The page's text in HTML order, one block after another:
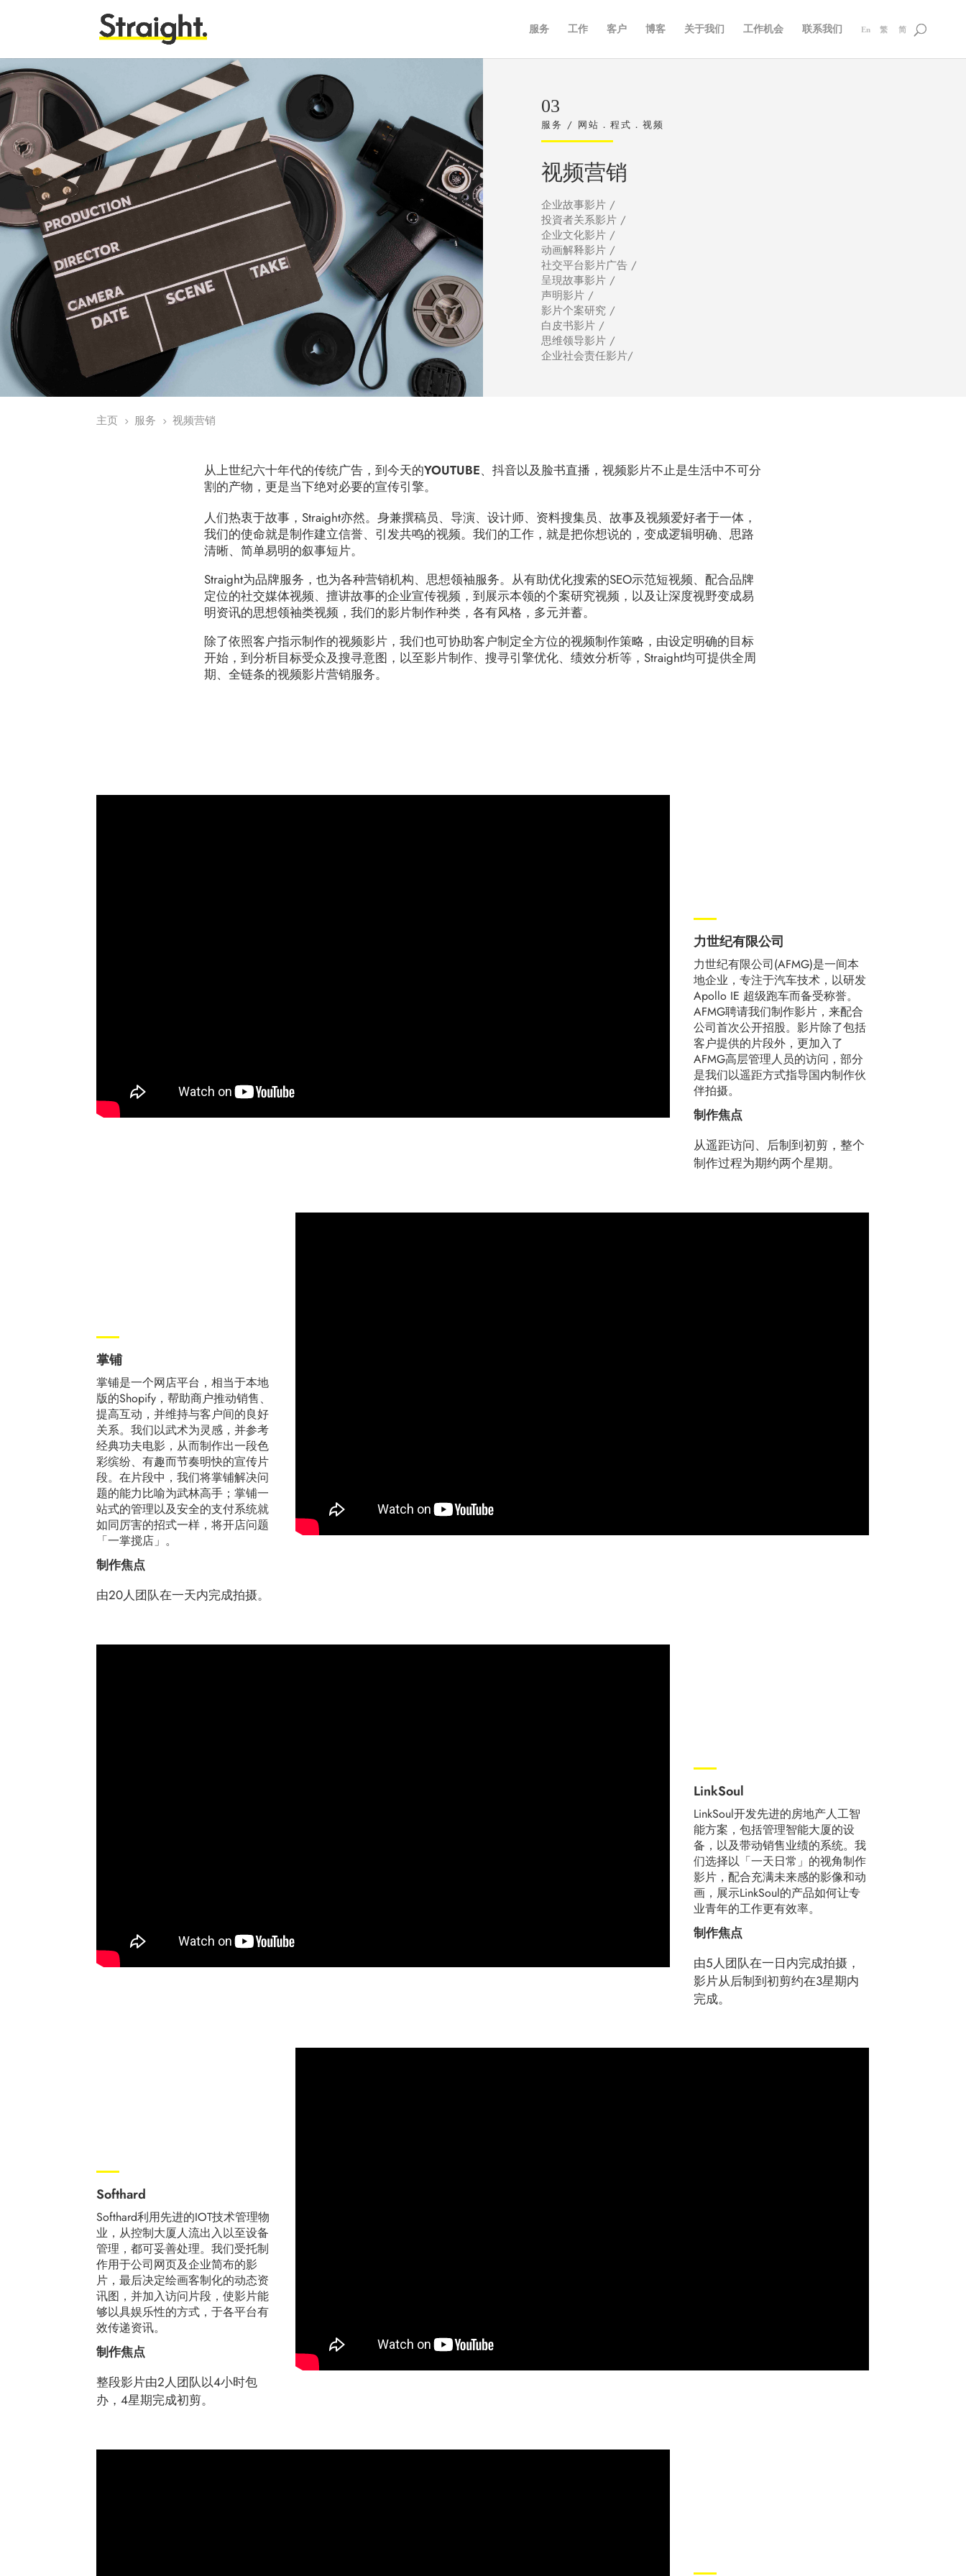
服务 工作 客户 博客 关于我们 工作机会 联系我们 En 繁 简
03
服务 / 网站．程式．视频
视频营销
企业故事影片 /
投資者关系影片 /
企业文化影片 /
动画解释影片 /
社交平台影片广告 /
呈現故事影片 /
声明影片 /
影片个案研究 /
白皮书影片 /
思维领导影片 /
企业社会责任影片/
主页 5 服务 5 视频营销
从上世纪六十年代的传统广告，到今天的YOUTUBE、抖音以及脸书直播，视频影片不止是生活中不可分
割的产物，更是当下绝对必要的宣传引擎。
人们热衷于故事，Straight亦然。身兼撰稿员、导演、设计师、资料搜集员、故事及视频爱好者于一体，
我们的使命就是制作建立信誉、引发共鸣的视频。我们的工作，就是把你想说的，变成逻辑明确、思路
清晰、简单易明的叙事短片。
Straight为品牌服务，也为各种营销机构、思想领袖服务。从有助优化搜索的SEO示范短视频、配合品牌
定位的社交媒体视频、擅讲故事的企业宣传视频，到展示本领的个案研究视频，以及让深度视野变成易
明资讯的思想领袖类视频，我们的影片制作种类，各有风格，多元并蓄。
除了依照客户指示制作的视频影片，我们也可协助客户制定全方位的视频制作策略，由设定明确的目标
开始，到分析目标受众及搜寻意图，以至影片制作、搜寻引擎优化、绩效分析等，Straight均可提供全周
期、全链条的视频影片营销服务。
力世纪有限公司
力世纪有限公司(AFMG)是一间本
地企业，专注于汽车技术，以研发
Apollo IE 超级跑车而备受称誉。
AFMG聘请我们制作影片，来配合
公司首次公开招股。影片除了包括
客户提供的片段外，更加入了
AFMG高层管理人员的访问，部分
是我们以遥距方式指导国内制作伙
伴拍摄。
制作焦点
从遥距访问、后制到初剪，整个
制作过程为期约两个星期。
掌铺
掌铺是一个网店平台，相当于本地
版的Shopify，帮助商户推动销售、
提高互动，并维持与客户间的良好
关系。我们以武术为灵感，并参考
经典功夫电影，从而制作出一段色
彩缤纷、有趣而节奏明快的宣传片
段。在片段中，我们将掌铺解决问
题的能力比喻为武林高手；掌铺一
站式的管理以及安全的支付系统就
如同厉害的招式一样，将开店问题
「一掌搅店」。
制作焦点
由20人团队在一天内完成拍摄。
LinkSoul
LinkSoul开发先进的房地产人工智
能方案，包括管理智能大厦的设
备，以及带动销售业绩的系统。我
们选择以「一天日常」的视角制作
影片，配合充满未来感的影像和动
画，展示LinkSoul的产品如何让专
业青年的工作更有效率。
制作焦点
由5人团队在一日内完成拍摄，
影片从后制到初剪约在3星期内
完成。
Softhard
Softhard利用先进的IOT技术管理物
业，从控制大厦人流出入以至设备
管理，都可妥善处理。我们受托制
作用于公司网页及企业简布的影
片，最后决定绘画客制化的动态资
讯图，并加入访问片段，使影片能
够以具娱乐性的方式，于各平台有
效传递资讯。
制作焦点
整段影片由2人团队以4小时包
办，4星期完成初剪。